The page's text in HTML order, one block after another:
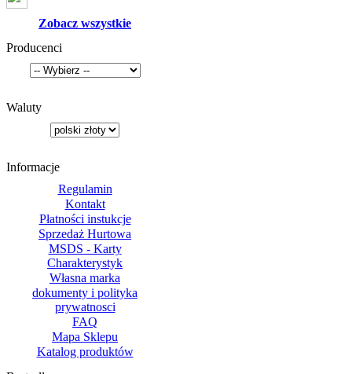
Zobacz wszystkie
Producenci
Waluty
Informacje
Regulamin
Kontakt
Płatności instukcje
Sprzedaż Hurtowa
MSDS - Karty
Charakterystyk
Własna marka
dokumenty i polityka
prywatnosci
FAQ
Mapa Sklepu
Katalog produktów